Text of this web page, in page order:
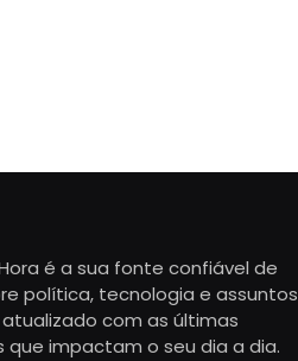
é a sua fonte confiável de
política, tecnologia e assuntos
atualizado com as últimas
que impactam o seu dia a dia.